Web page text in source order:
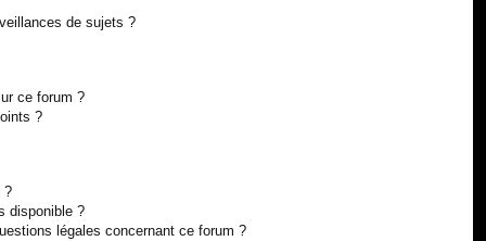
de sujets ?
ce forum ?
?
?
disponible ?
légales concernant ce forum ?